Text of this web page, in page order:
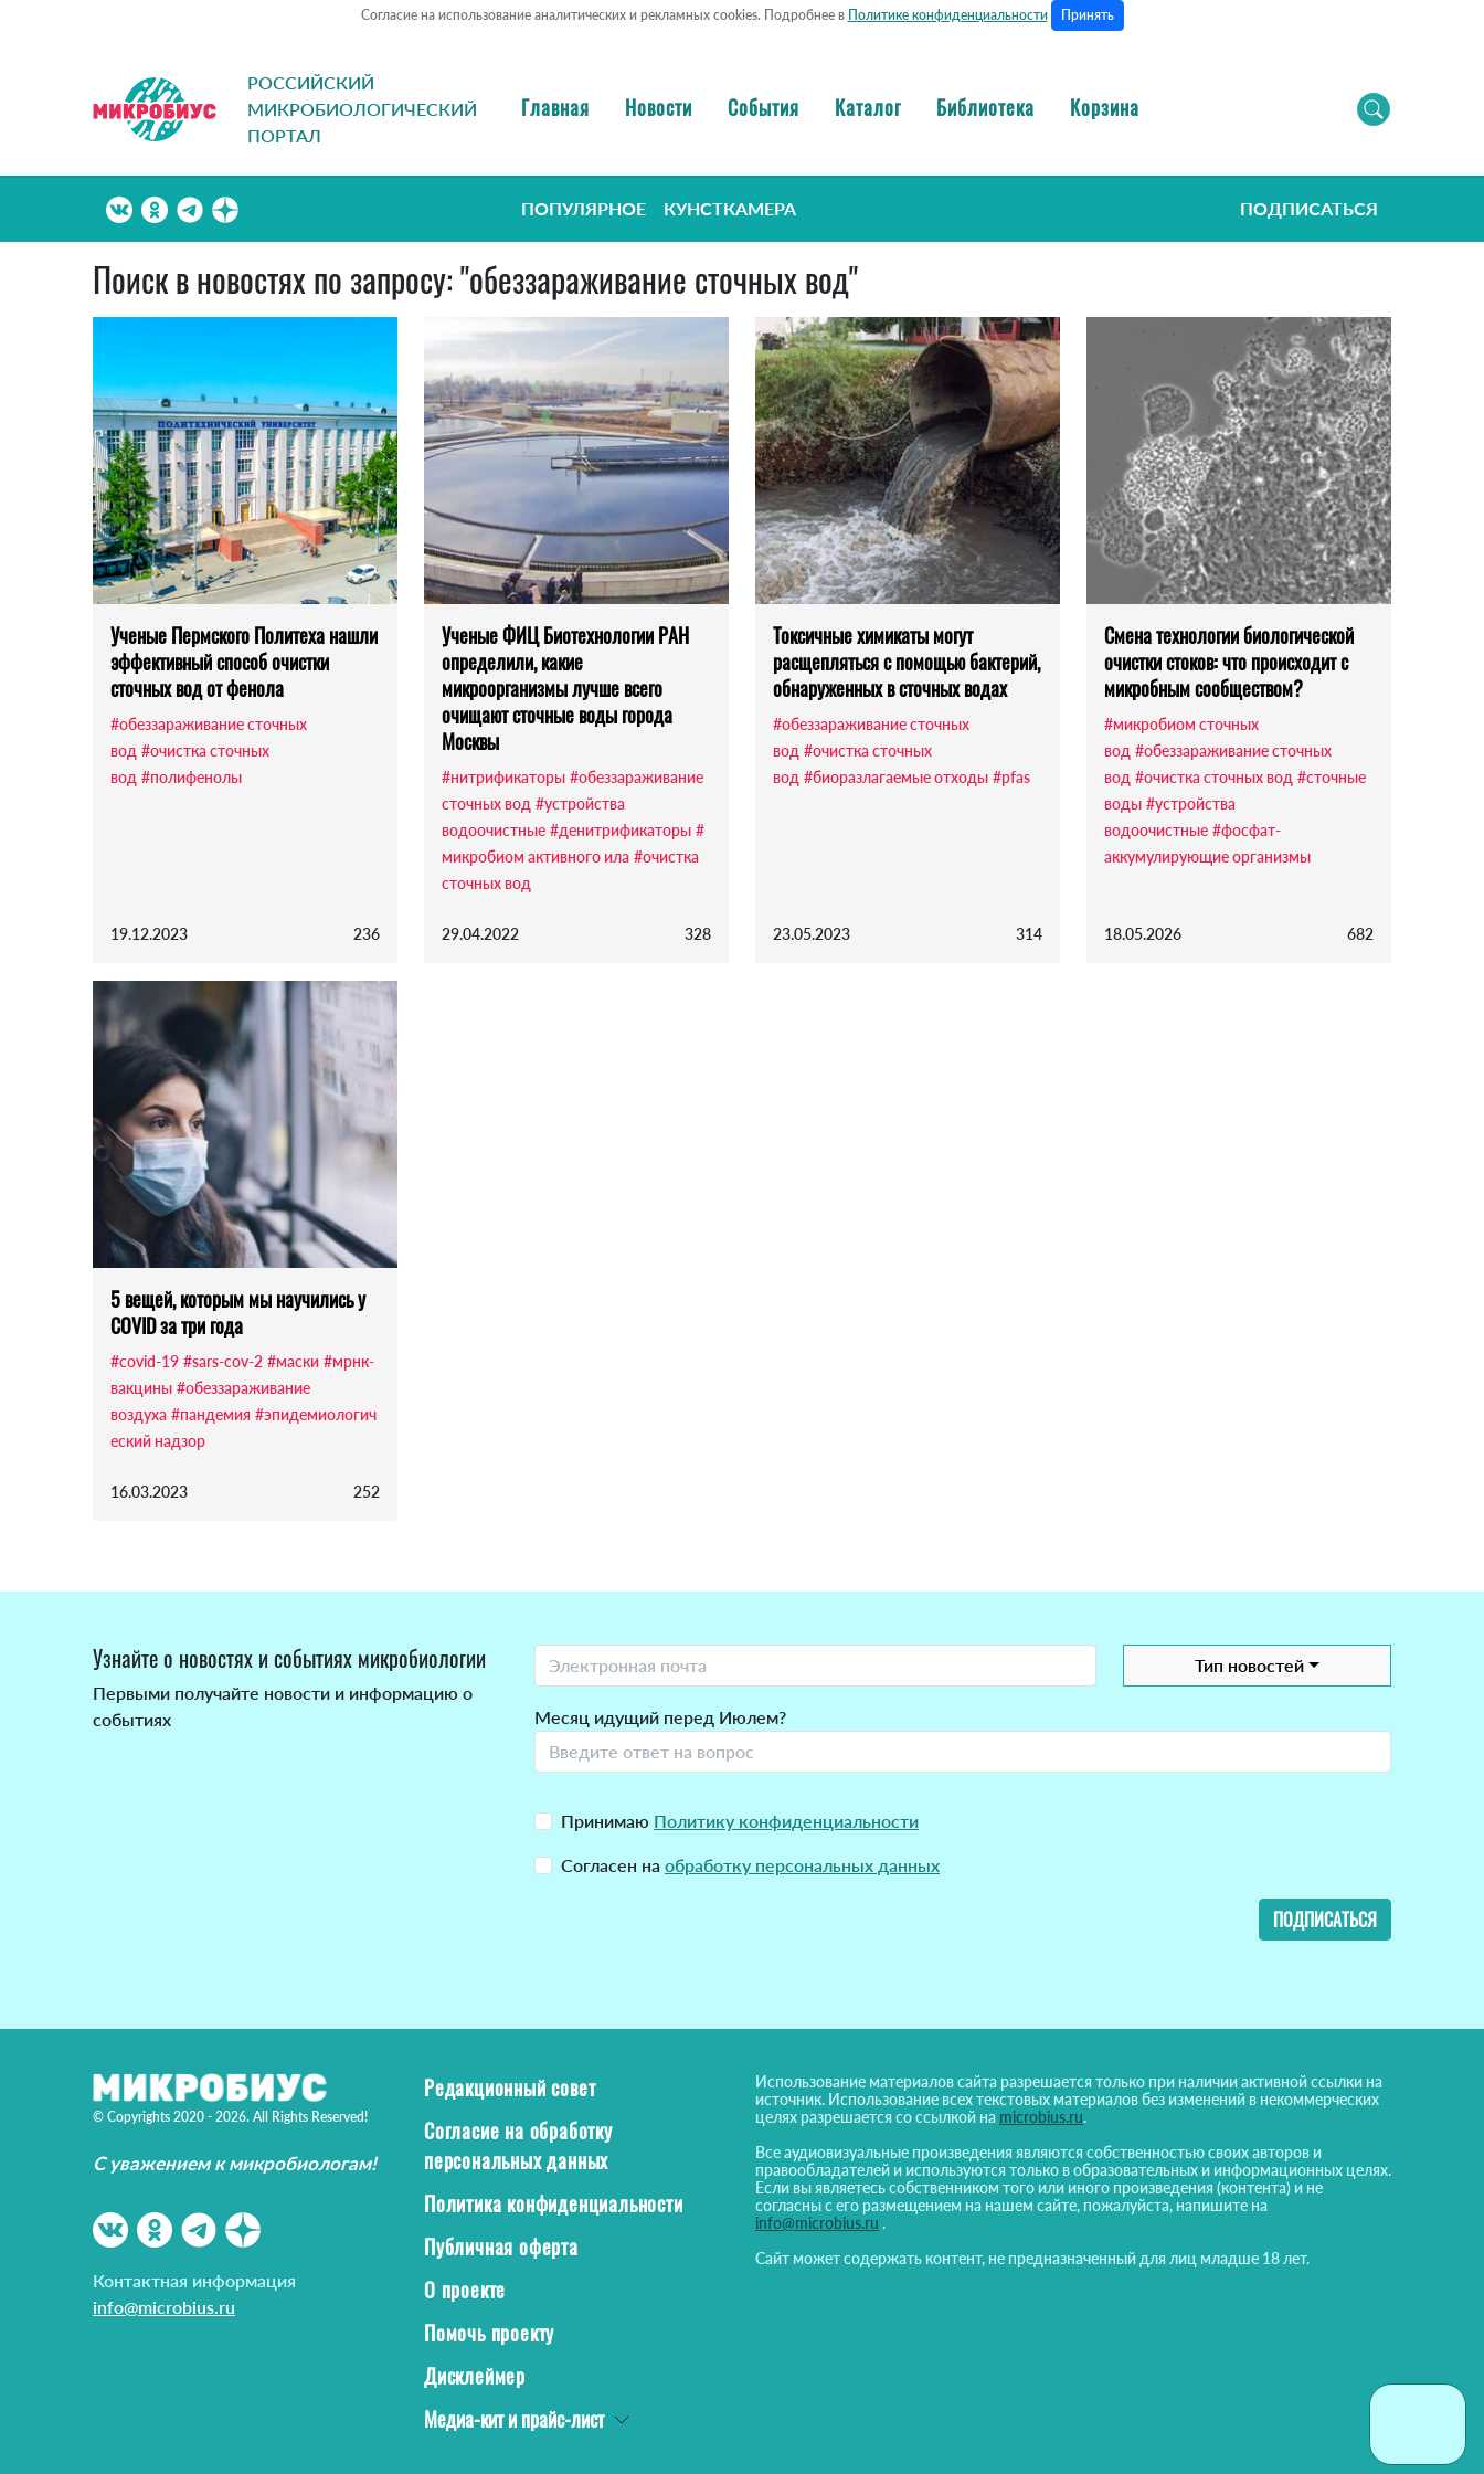
Согласие на использование аналитических и рекламных cookies. Подробнее в Политике конфиденциальности Принять
РОССИЙСКИЙ
МИКРОБИОЛОГИЧЕСКИЙ
ПОРТАЛ
Главная Новости События Каталог Библиотека Корзина
ПОПУЛЯРНОЕ КУНСТКАМЕРА ПОДПИСАТЬСЯ
Поиск в новостях по запросу: "обеззараживание сточных вод"
Ученые Пермского Политеха нашли
эффективный способ очистки
сточных вод от фенола
#обеззараживание сточных
вод #очистка сточных
вод #полифенолы
19.12.2023 236
Ученые ФИЦ Биотехнологии РАН
определили, какие
микроорганизмы лучше всего
очищают сточные воды города
Москвы
#нитрификаторы #обеззараживание
сточных вод #устройства
водоочистные #денитрификаторы #
микробиом активного ила #очистка
сточных вод
29.04.2022 328
Токсичные химикаты могут
расщепляться с помощью бактерий,
обнаруженных в сточных водах
#обеззараживание сточных
вод #очистка сточных
вод #биоразлагаемые отходы #pfas
23.05.2023 314
Смена технологии биологической
очистки стоков: что происходит с
микробным сообществом?
#микробиом сточных
вод #обеззараживание сточных
вод #очистка сточных вод #сточные
воды #устройства
водоочистные #фосфат-
аккумулирующие организмы
18.05.2026 682
5 вещей, которым мы научились у
COVID за три года
#covid-19 #sars-cov-2 #маски #мрнк-
вакцины #обеззараживание
воздуха #пандемия #эпидемиологич
еский надзор
16.03.2023 252
Узнайте о новостях и событиях микробиологии
Первыми получайте новости и информацию о
событиях
Тип новостей
Месяц идущий перед Июлем?
Принимаю Политику конфиденциальности
Согласен на обработку персональных данных
ПОДПИСАТЬСЯ
© Copyrights 2020 - 2026. All Rights Reserved!
С уважением к микробиологам!
Контактная информация
info@microbius.ru
Редакционный совет
Согласие на обработку
персональных данных
Политика конфиденциальности
Публичная оферта
О проекте
Помочь проекту
Дисклеймер
Медиа-кит и прайс-лист
Использование материалов сайта разрешается только при наличии активной ссылки на
источник. Использование всех текстовых материалов без изменений в некоммерческих
целях разрешается со ссылкой на microbius.ru.
Все аудиовизуальные произведения являются собственностью своих авторов и
правообладателей и используются только в образовательных и информационных целях.
Если вы являетесь собственником того или иного произведения (контента) и не
согласны с его размещением на нашем сайте, пожалуйста, напишите на
info@microbius.ru .
Сайт может содержать контент, не предназначенный для лиц младше 18 лет.